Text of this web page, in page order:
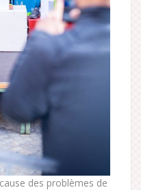
des problèmes de